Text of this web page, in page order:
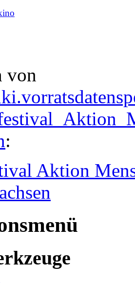
von
:
Aktion